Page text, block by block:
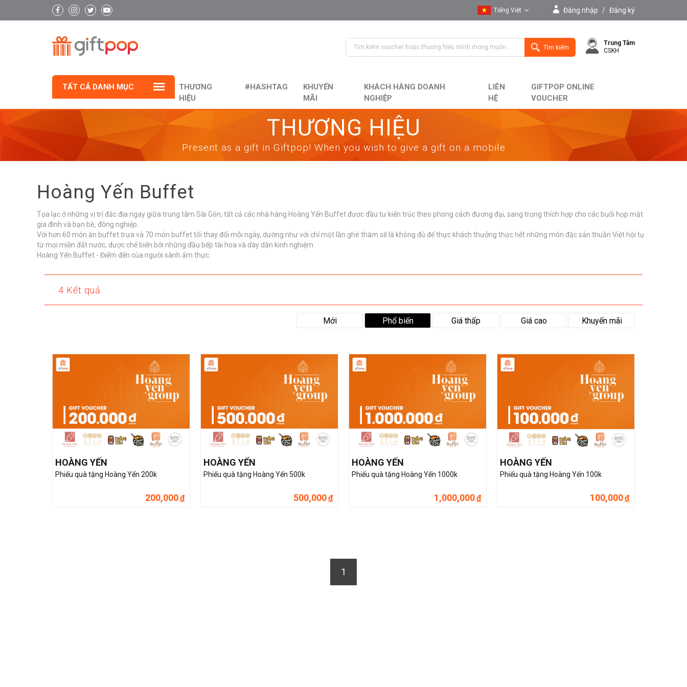
Tiếng Việt
English
Đăng nhập / Đăng ký
Tìm kiếm
Trung Tâm
CSKH
TẤT CẢ DANH MỤC
THƯƠNG
HIỆU
#HASHTAG
KHUYẾN
MÃI
KHÁCH HÀNG DOANH
NGHIỆP
LIÊN
HỆ
GIFTPOP ONLINE
VOUCHER
THƯƠNG HIỆU
Present as a gift in Giftpop! When you wish to give a gift on a mobile
Hoàng Yến Buffet
Tọa lạc ở những vị trí đắc địa ngay giữa trung tâm Sài Gòn, tất cả các nhà hàng Hoàng Yến Buffet được đầu tư kiến trúc theo phong cách đương đại, sang trọng thích hợp cho các buổi họp mặt
gia đình và bạn bè, đồng nghiệp.
Với hơn 60 món ăn buffet trưa và 70 món buffet tối thay đổi mỗi ngày, dường như với chỉ một lần ghé thăm sẽ là không đủ để thực khách thưởng thức hết những món đặc sản thuần Việt hội tụ
từ mọi miền đất nước, được chế biến bởi những đầu bếp tài hoa và dày dặn kinh nghiệm.
Hoàng Yến Buffet - Điểm đến của người sành ẩm thực.
4 Kết quả
Mới Phổ biến Giá thấp Giá cao Khuyến mãi
HOÀNG YẾN
Phiếu quà tặng Hoàng Yến 200k
200,000đ
HOÀNG YẾN
Phiếu quà tặng Hoàng Yến 500k
500,000đ
HOÀNG YẾN
Phiếu quà tặng Hoàng Yến 1000k
1,000,000đ
HOÀNG YẾN
Phiếu quà tặng Hoàng Yến 100k
100,000đ
1